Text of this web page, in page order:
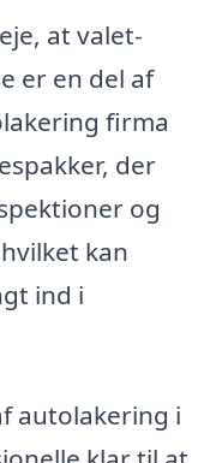
at valet-
er en del af
firma
der
og
kan
ind i
autolakering i